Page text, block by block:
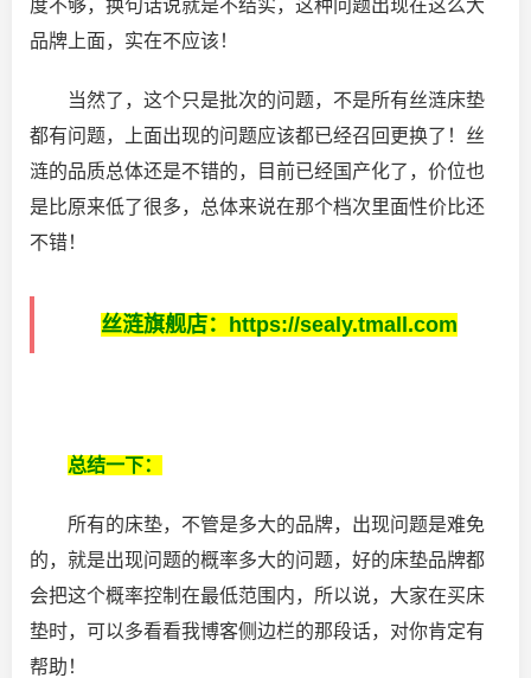
度不够，换句话说就是不结实，这种问题出现在这么大
品牌上面，实在不应该！
当然了，这个只是批次的问题，不是所有丝涟床垫
都有问题，上面出现的问题应该都已经召回更换了！丝
涟的品质总体还是不错的，目前已经国产化了，价位也
是比原来低了很多，总体来说在那个档次里面性价比还
不错！
丝涟旗舰店： https://sealy.tmall.com
总结一下：
所有的床垫，不管是多大的品牌，出现问题是难免
的，就是出现问题的概率多大的问题，好的床垫品牌都
会把这个概率控制在最低范围内，所以说，大家在买床
垫时，可以多看看我博客侧边栏的那段话，对你肯定有
帮助！